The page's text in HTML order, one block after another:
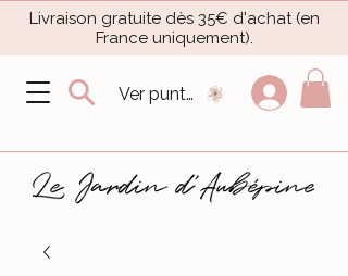
Livraison gratuite dès 35€ d'achat (en
France uniquement).​
Ver puntos